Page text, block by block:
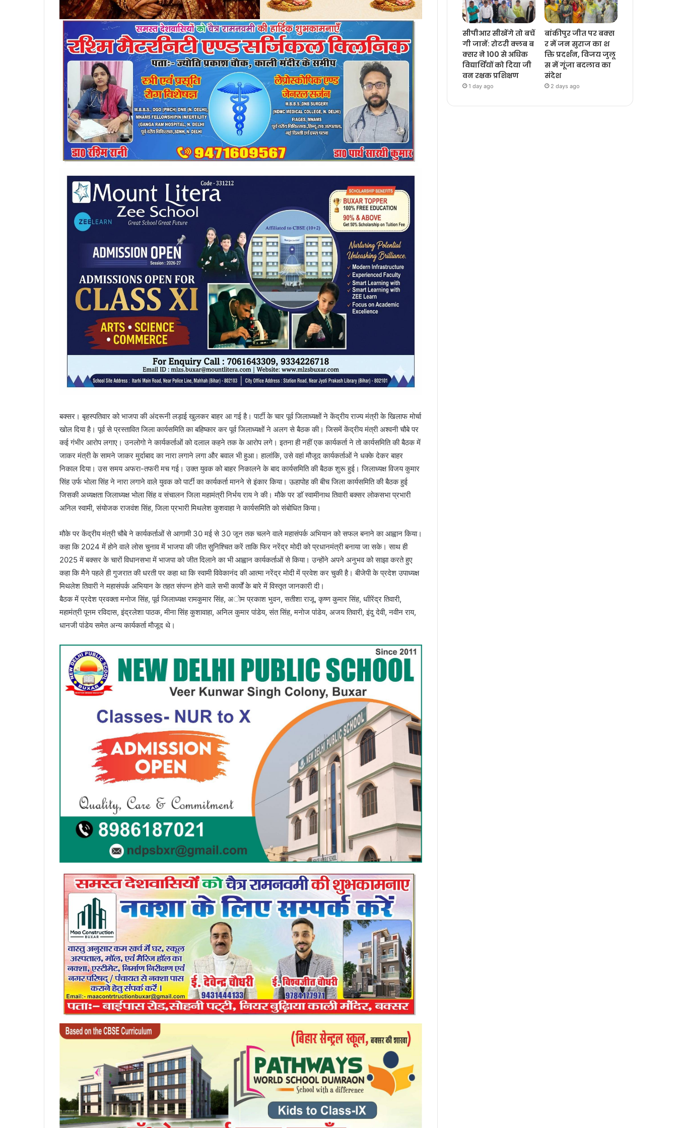
बक्सर। बृहस्पतिवार को भाजपा की अंदरूनी लड़ाई खुलकर बाहर आ गई है। पार्टी के चार पूर्व जिलाध्यक्षों ने केंद्रीय राज्य मंत्री के खिलाफ मोर्चा
खोल दिया है। पूर्व से प्रस्तावित जिला कार्यसमिति का बहिष्कार कर पूर्व जिलाध्यक्षों ने अलग से बैठक की। जिसमें केंद्रीय मंत्री अश्वनी चौबे पर
कई गंभीर आरोप लगाए। उनलोगो ने कार्यकर्ताओं को दलाल कहने तक के आरोप लगे। इतना ही नहीं एक कार्यकर्ता ने तो कार्यसमिति की बैठक में
जाकर मंत्री के सामने जाकर मुर्दाबाद का नारा लगाने लगा और बवाल भी हुआ। हालांकि, उसे वहां मौजूद कार्यकर्ताओं ने धक्के देकर बाहर
निकाल दिया। उस समय अफरा-तफरी मच गई। उक्त युवक को बाहर निकालने के बाद कार्यसमिति की बैठक शुरू हुई। जिलाध्यक्ष विजय कुमार
सिंह उर्फ भोला सिंह ने नारा लगाने वाले युवक को पार्टी का कार्यकर्ता मानने से इंकार किया। ऊहापोह की बीच जिला कार्यसमिति की बैठक हुई
जिसकी अध्यक्षता जिलाध्यक्ष भोला सिंह व संचालन जिला महामंत्री निर्भय राय ने की। मौके पर डाॅ स्वामीनाथ तिवारी बक्सर लोकसभा प्रभारी
अनिल स्वामी, संयोजक राजवंश सिंह, जिला प्रभारी मिथलेश कुशवाहा ने कार्यसमिति को संबोधित किया।
मौके पर केंद्रीय मंत्री चौबे ने कार्यकर्ताओं से आगामी 30 मई से 30 जून तक चलने वाले महासंपर्क अभियान को सफल बनाने का आह्वान किया।
कहा कि 2024 में होने वाले लोस चुनाव में भाजपा की जीत सुनिश्चित करें ताकि फिर नरेंद्र मोदी को प्रधानमंत्री बनाया जा सके। साथ ही
2025 में बक्सर के चारों विधानसभा में भाजपा को जीत दिलाने का भी आह्वान कार्यकर्ताओं से किया। उन्होंने अपने अनुभव को साझा करते हुए
कहा कि मैने पहले ही गुजरात की धरती पर कहा था कि स्वामी विवेकानंद की आत्मा नरेंद्र मोदी में प्रवेश कर चुकी है। बीजेपी के प्रदेश उपाध्यक्ष
मिथलेश तिवारी ने महासंपर्क अभियान के तहत संपन्न होने वाले सभी कार्यों के बारे में विस्तृत जानकारी दी।
बैठक में प्रदेश प्रवक्ता मनाेज सिंह, पूर्व जिलाध्यक्ष रामकुमार सिंह, अाेम प्रकाश भुवन, सतीशा राजू, कृष्ण कुमार सिंह, धाीरेंद्र तिवारी,
महामंत्री पूनम रविदास, इंद्रलेशा पाठक, मीना सिंह कुशावाहा, अनिल कुमार पांडेय, संत सिंह, मनाेज पांडेय, अजय तिवारी, इंदु देवी, नवीन राय,
धानजी पांडेय समेत अन्य कार्यकर्ता माैजूद थे।
सीपीआर सीखेंगे तो बचें
गी जानें: रोटरी क्लब ब
क्सर ने 100 से अधिक
विद्यार्थियों को दिया जी
वन रक्षक प्रशिक्षण
1 day ago
बांकीपुर जीत पर बक्स
र में जन सुराज का श
क्ति प्रदर्शन, विजय जुलू
स में गूंजा बदलाव का
संदेश
2 days ago